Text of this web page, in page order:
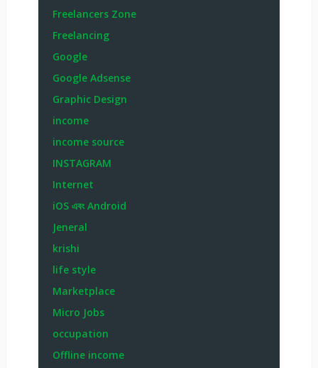
Freelancers Zone
Freelancing
Google
Google Adsense
Graphic Design
income
income source
INSTAGRAM
Internet
iOS এবং Android
Jeneral
krishi
life style
Marketplace
Micro Jobs
occupation
Offline income